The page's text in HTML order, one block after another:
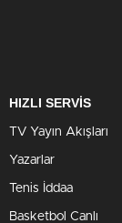
HIZLI SERVİS
TV Yayın Akışları
Yazarlar
Tenis İddaa
Basketbol Canlı